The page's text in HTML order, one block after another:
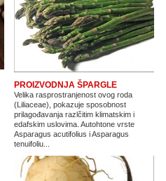
PROIZVODNJA ŠPARGLE
Velika rasprostranjenost ovog roda
(Liliaceae), pokazuje sposobnost
prilagođavanja razlčitim klimatskim i
edafskim uslovima. Autohtone vrste
Asparagus acutifolius i Asparagus
tenuifoliu...